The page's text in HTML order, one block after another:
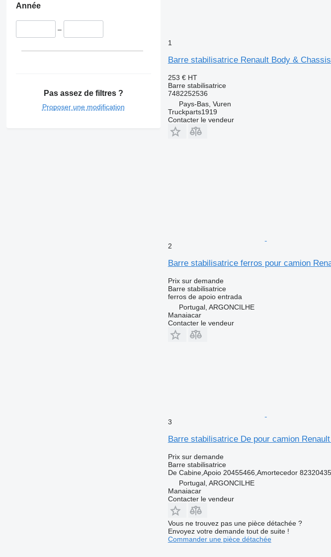
Année
–
Pas assez de filtres ?
Proposer une modification
1
Barre stabilisatrice Renault Body &
253 € HT
Barre stabilisatrice
7482252536
Pays-Bas, Vuren
Truckparts1919
Contacter le vendeur
2
Barre stabilisatrice ferros pour camion
Prix sur demande
Barre stabilisatrice
ferros de apoio entrada
Portugal, ARGONCILHE
Manaiacar
Contacter le vendeur
3
Barre stabilisatrice De pour camion
Prix sur demande
Barre stabilisatrice
De Cabine,Apoio 20455466,Amortecedor 82320435
Portugal, ARGONCILHE
Manaiacar
Contacter le vendeur
Vous ne trouvez pas une pièce détachée ?
Envoyez votre demande tout de suite !
Commander une pièce détachée